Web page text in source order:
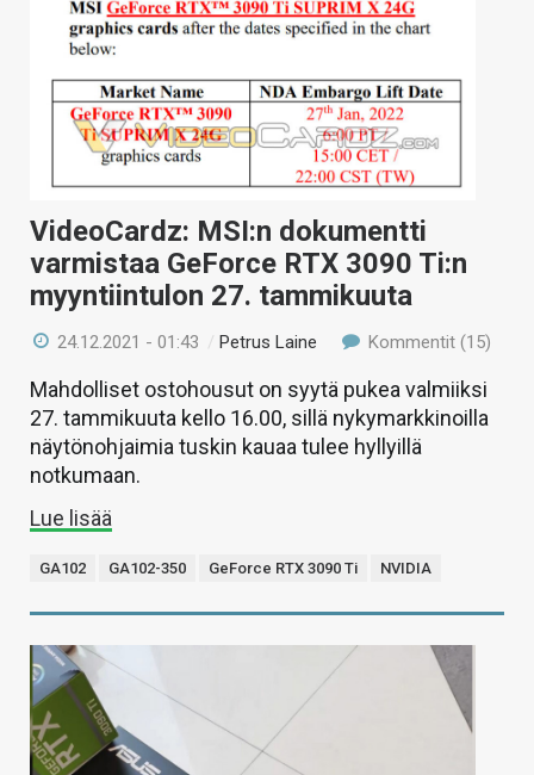
VideoCardz: MSI:n dokumentti
varmistaa GeForce RTX 3090 Ti:n
myyntiintulon 27. tammikuuta
24.12.2021 - 01:43 / Petrus Laine Kommentit (15)
Mahdolliset ostohousut on syytä pukea valmiiksi
27. tammikuuta kello 16.00, sillä nykymarkkinoilla
näytönohjaimia tuskin kauaa tulee hyllyillä
notkumaan.
Lue lisää
GA102 GA102-350 GeForce RTX 3090 Ti NVIDIA